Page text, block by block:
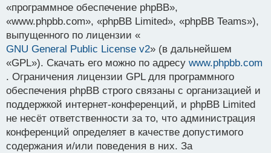
«программное обеспечение phpBB»,
«www.phpbb.com», «phpBB Limited», «phpBB Teams»),
выпущенного по лицензии «
GNU General Public License v2» (в дальнейшем
«GPL»). Скачать его можно по адресу www.phpbb.com
. Ограничения лицензии GPL для программного
обеспечения phpBB строго связаны с организацией и
поддержкой интернет-конференций, и phpBB Limited
не несёт ответственности за то, что администрация
конференций определяет в качестве допустимого
содержания и/или поведения в них. За